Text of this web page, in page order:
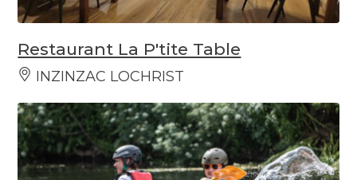
Restaurant La P'tite Table
INZINZAC LOCHRIST